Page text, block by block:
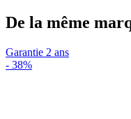
De la même
Garantie 2 ans
- 38%